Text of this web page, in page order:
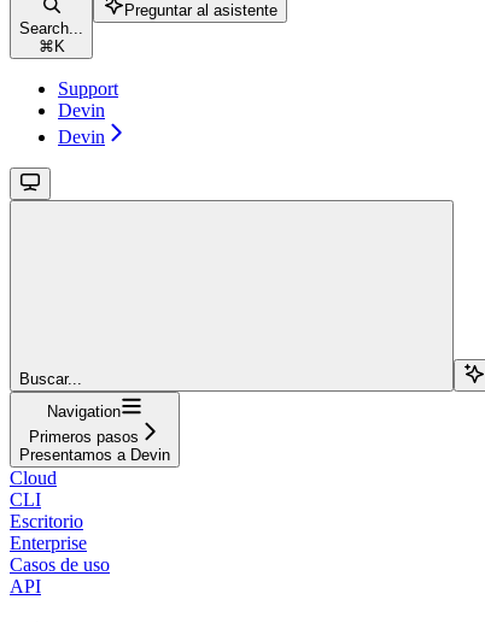
Search...
⌘ K
Preguntar al asistente
Support
Devin
Devin
Buscar...
Navigation
Primeros pasos
Presentamos a Devin
Cloud
CLI
Escritorio
Enterprise
Casos de uso
API